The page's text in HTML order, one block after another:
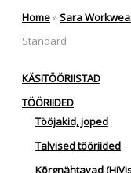
Home»Sara
Standard
KÄSITÖÖRIISTAD
TÖÖRIIDED
Tööjakid, joped
Talvised tööriided
Kõrgnähtavad